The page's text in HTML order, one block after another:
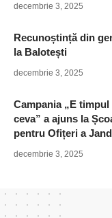
decembrie 3, 2025
Recunoștință din
la Balotești
decembrie 3, 2025
Campania „E
ceva” a ajuns la
pentru Ofițeri a
decembrie 3, 2025